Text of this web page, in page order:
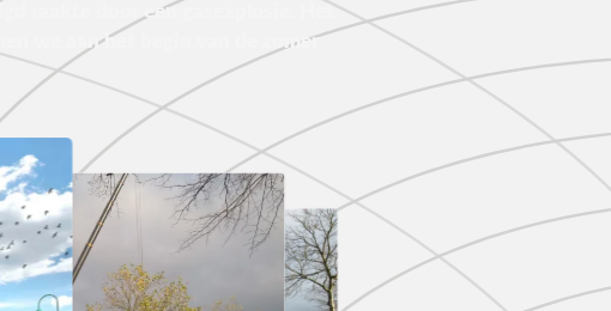
raakte door een gasexplosie. Het
we aan het begin van de zomer